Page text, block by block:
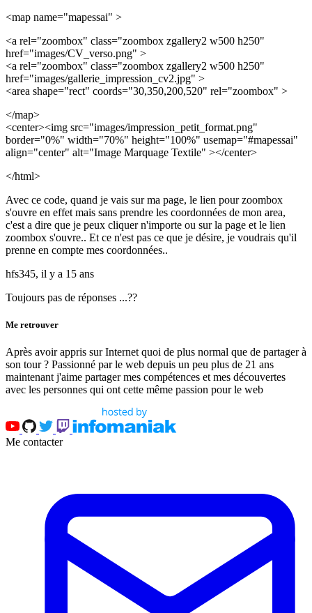
<map name="mapessai" >
<a rel="zoombox" class="zoombox zgallery2 w500 h250"
href="images/CV_verso.png" >
<a rel="zoombox" class="zoombox zgallery2 w500 h250"
href="images/gallerie_impression_cv2.jpg" >
<area shape="rect" coords="30,350,200,520" rel="zoombox" >
</map>
<center><img src="images/impression_petit_format.png"
border="0%" width="70%" height="100%" usemap="#mapessai"
align="center" alt="Image Marquage Textile" ></center>
</html>
Avec ce code, quand je vais sur ma page, le lien pour zoombox
s'ouvre en effet mais sans prendre les coordonnées de mon area,
c'est a dire que je peux cliquer n'importe ou sur la page et le lien
zoombox s'ouvre.. Et ce n'est pas ce que je désire, je voudrais qu'il
prenne en compte mes coordonnées..
hfs345, il y a 15 ans
Toujours pas de réponses ...??
Me retrouver
Après avoir appris sur Internet quoi de plus normal que de partager à
son tour ? Passionné par le web depuis un peu plus de 21 ans
maintenant j'aime partager mes compétences et mes découvertes
avec les personnes qui ont cette même passion pour le web
Me contacter